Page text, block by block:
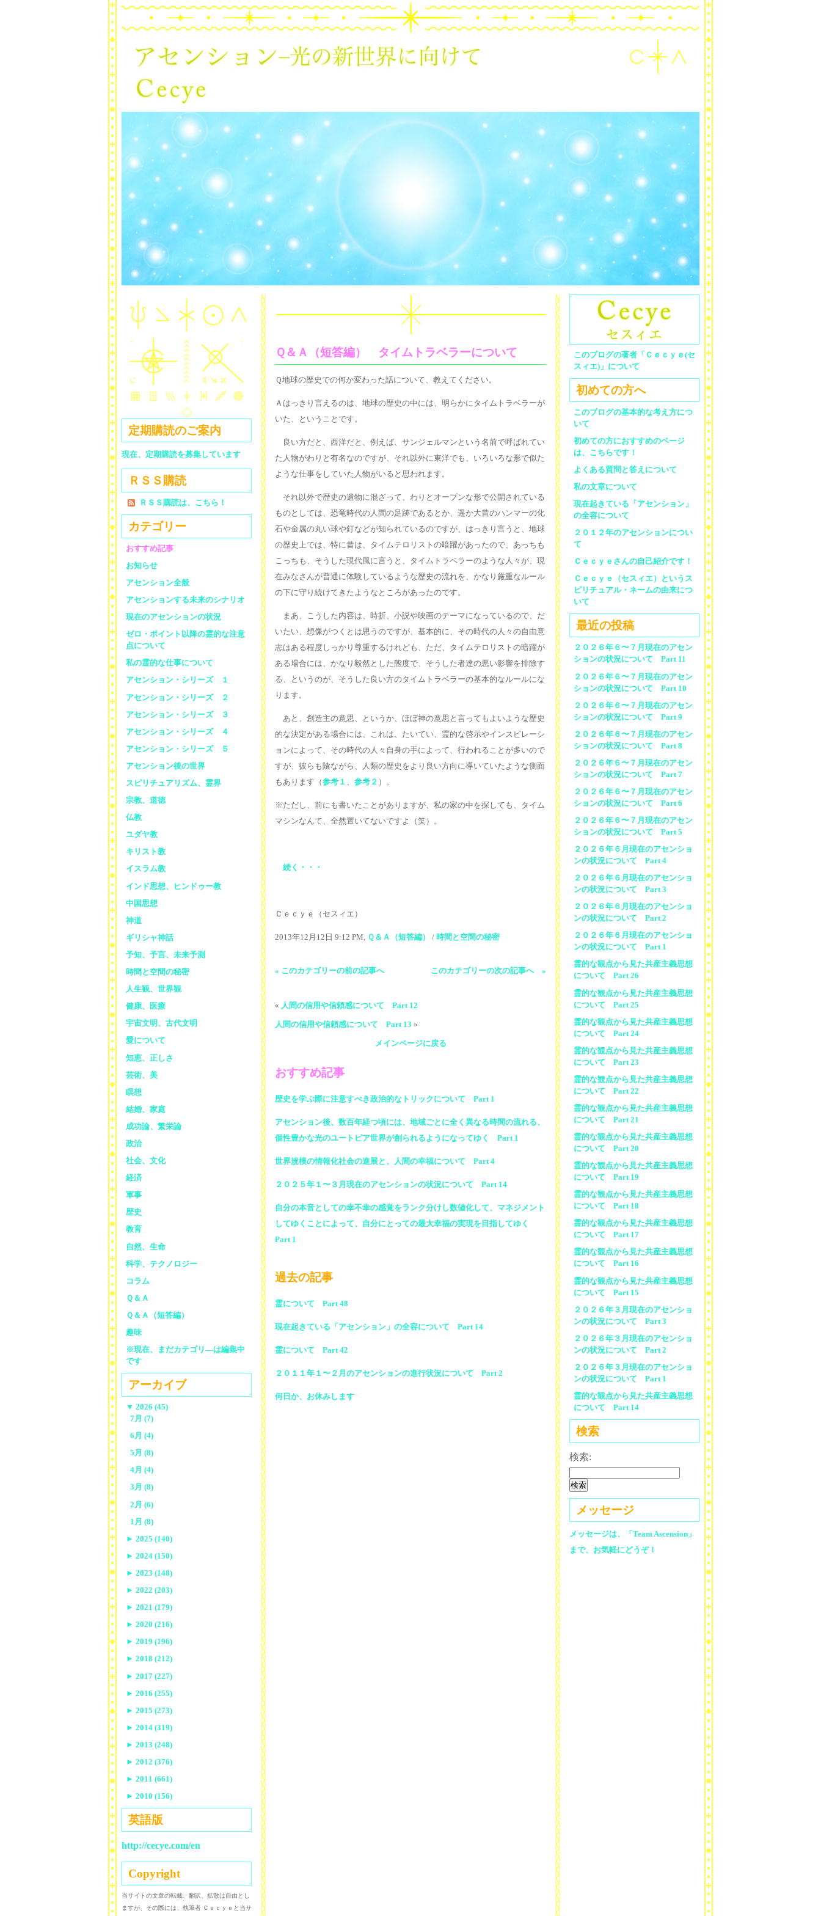
Ｑ＆Ａ（短答編） タイムトラベラーについて
Ｑ地球の歴史での何か変わった話について、教えてください。
Ａはっきり言えるのは、地球の歴史の中には、明らかにタイムトラベラーが
いた、ということです。
良い方だと、西洋だと、例えば、サンジェルマンという名前で呼ばれてい
た人物がわりと有名なのですが、それ以外に東洋でも、いろいろな形で似た
ような仕事をしていた人物がいると思われます。
それ以外で歴史の遺物に混ざって、わりとオープンな形で公開されている
ものとしては、恐竜時代の人間の足跡であるとか、遥か大昔のハンマーの化
石や金属の丸い球や釘などが知られているのですが、はっきり言うと、地球
の歴史上では、特に昔は、タイムテロリストの暗躍があったので、あっちも
こっちも、そうした現代風に言うと、タイムトラベラーのような人々が、現
在みなさんが普通に体験しているような歴史の流れを、かなり厳重なルール
の下に守り続けてきたようなところがあったのです。
まあ、こうした内容は、時折、小説や映画のテーマになっているので、だ
いたい、想像がつくとは思うのですが、基本的に、その時代の人々の自由意
志はある程度しっかり尊重するけれども、ただ、タイムテロリストの暗躍が
ある場合には、かなり毅然とした態度で、そうした者達の悪い影響を排除す
る、というのが、そうした良い方のタイムトラベラーの基本的なルールにな
ります。
あと、創造主の意思、というか、ほぼ神の意思と言ってもよいような歴史
的な決定がある場合には、これは、たいてい、霊的な啓示やインスピレーシ
ョンによって、その時代の人々自身の手によって、行われることが多いので
すが、彼らも陰ながら、人類の歴史をより良い方向に導いていたような側面
もあります（参考１ 参考２ ）。
※ただし、前にも書いたことがありますが、私の家の中を探しても、タイム
マシンなんて、全然置いてないですよ（笑）。
続く・・・
Ｃｅｃｙｅ（セスィエ）
2013年12月12日 9:12 PM, Ｑ＆Ａ（短答編） / 時間と空間の秘密
« このカテゴリーの前の記事へ このカテゴリーの次の記事へ »
« 人間の信用や信頼感について Part 12
人間の信用や信頼感について Part 13 »
メインページに戻る
おすすめ記事
歴史を学ぶ際に注意すべき政治的なトリックについて Part 1
アセンション後、数百年経つ頃には、地域ごとに全く異なる時間の流れる、
個性豊かな光のユートピア世界が創られるようになってゆく Part 1
世界規模の情報化社会の進展と、人間の幸福について Part 4
２０２５年１〜３月現在のアセンションの状況について Part 14
自分の本音としての幸不幸の感覚をランク分けし数値化して、マネジメント
してゆくことによって、自分にとっての最大幸福の実現を目指してゆく
Part 1
過去の記事
霊について Part 48
現在起きている「アセンション」の全容について Part 14
霊について Part 42
２０１１年１〜２月のアセンションの進行状況について Part 2
何日か、お休みします
このブログの著者「Ｃｅｃｙｅ(セ
スィエ)」について
初めての方へ
このブログの基本的な考え方につ
いて
初めての方におすすめのページ
は、こちらです！
よくある質問と答えについて
私の文章について
現在起きている「アセンション」
の全容について
２０１２年のアセンションについ
て
Ｃｅｃｙｅさんの自己紹介です！
Ｃｅｃｙｅ（セスィエ）というス
ピリチュアル・ネームの由来につ
いて
最近の投稿
２０２６年６〜７月現在のアセン
ションの状況について Part 11
２０２６年６〜７月現在のアセン
ションの状況について Part 10
２０２６年６〜７月現在のアセン
ションの状況について Part 9
２０２６年６〜７月現在のアセン
ションの状況について Part 8
２０２６年６〜７月現在のアセン
ションの状況について Part 7
２０２６年６〜７月現在のアセン
ションの状況について Part 6
２０２６年６〜７月現在のアセン
ションの状況について Part 5
２０２６年６月現在のアセンショ
ンの状況について Part 4
２０２６年６月現在のアセンショ
ンの状況について Part 3
２０２６年６月現在のアセンショ
ンの状況について Part 2
２０２６年６月現在のアセンショ
ンの状況について Part 1
霊的な観点から見た共産主義思想
について Part 26
霊的な観点から見た共産主義思想
について Part 25
霊的な観点から見た共産主義思想
について Part 24
霊的な観点から見た共産主義思想
について Part 23
霊的な観点から見た共産主義思想
について Part 22
霊的な観点から見た共産主義思想
について Part 21
霊的な観点から見た共産主義思想
について Part 20
霊的な観点から見た共産主義思想
について Part 19
霊的な観点から見た共産主義思想
について Part 18
霊的な観点から見た共産主義思想
について Part 17
霊的な観点から見た共産主義思想
について Part 16
霊的な観点から見た共産主義思想
について Part 15
２０２６年３月現在のアセンショ
ンの状況について Part 3
２０２６年３月現在のアセンショ
ンの状況について Part 2
２０２６年３月現在のアセンショ
ンの状況について Part 1
霊的な観点から見た共産主義思想
について Part 14
検索
検索:
メッセージ
メッセージは、「Team Ascension」
まで、お気軽にどうぞ！
定期購読のご案内
現在、定期購読を募集しています
ＲＳＳ購読
ＲＳＳ購読は、こちら！
カテゴリー
おすすめ記事
お知らせ
アセンション全般
アセンションする未来のシナリオ
現在のアセンションの状況
ゼロ・ポイント以降の霊的な注意
点について
私の霊的な仕事について
アセンション・シリーズ １
アセンション・シリーズ ２
アセンション・シリーズ ３
アセンション・シリーズ ４
アセンション・シリーズ ５
アセンション後の世界
スピリチュアリズム、霊界
宗教、道徳
仏教
ユダヤ教
キリスト教
イスラム教
インド思想、ヒンドゥー教
中国思想
神道
ギリシャ神話
予知、予言、未来予測
時間と空間の秘密
人生観、世界観
健康、医療
宇宙文明、古代文明
愛について
知恵、正しさ
芸術、美
瞑想
結婚、家庭
成功論、繁栄論
政治
社会、文化
経済
軍事
歴史
教育
自然、生命
科学、テクノロジー
コラム
Ｑ＆Ａ
Ｑ＆Ａ（短答編）
趣味
※現在、まだカテゴリ—は編集中
です
アーカイブ
▼ 2026 (45)
7月 (7)
6月 (4)
5月 (8)
4月 (4)
3月 (8)
2月 (6)
1月 (8)
► 2025 (140)
► 2024 (150)
► 2023 (148)
► 2022 (203)
► 2021 (179)
► 2020 (216)
► 2019 (196)
► 2018 (212)
► 2017 (227)
► 2016 (255)
► 2015 (273)
► 2014 (319)
► 2013 (248)
► 2012 (376)
► 2011 (661)
► 2010 (156)
英語版
http://cecye.com/en
Copyright
当サイトの文章の転載、翻訳、拡散は自由とし
ますが、その際には、執筆者 Ｃｅｃｙｅと当サ